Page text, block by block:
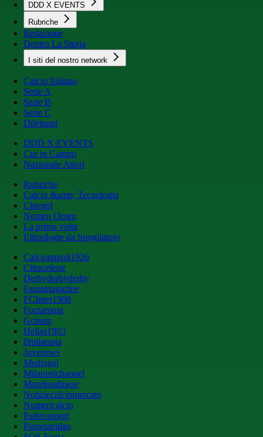
DDD X EVENTS
Rubriche
Redazione
Dentro La Storia
I siti del nostro network
Calcio Italiano
Serie A
Serie B
Serie C
Dilettanti
DDD X EVENTS
Cur in Campo
Nazionale Attori
Rubriche
Calcio &amp; Tecnologia
Cinegol
Nomen Omen
La prima volta
Etimologie da Spogliatoio
Calcionapoli1926
Cittaceleste
Derbyderbyderby
Fantamagazine
FCInter1908
Forzaroma
Golssip
Hellas1903
Ilmilanista
Juvenews
Mediagol
Milanistichannel
Mondoudinese
Notiziecalciomercato
Numericalcio
Padovasport
Pianetamilan